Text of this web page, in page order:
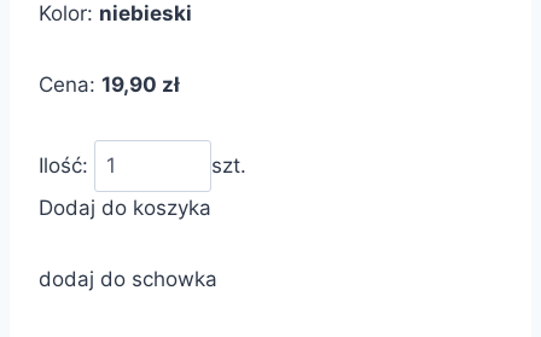
Kolor: niebieski
Cena: 19,90 zł
Ilość:
szt.
Dodaj do koszyka
dodaj do schowka